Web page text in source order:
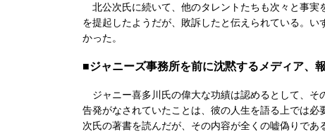
北公次氏に続いて、他のタレントたちも次々と事実
を提起したようだが、敗訴したと伝えられている。
かった。
■ジャニーズ事務所を前に沈黙するメディア、
ジャニー喜多川氏の偉大な功績は認めるとして、そ
告発がなされていたことは、彼の人生を語る上では必
次氏の著書を読んだが、その内容が全くの嘘偽りであ